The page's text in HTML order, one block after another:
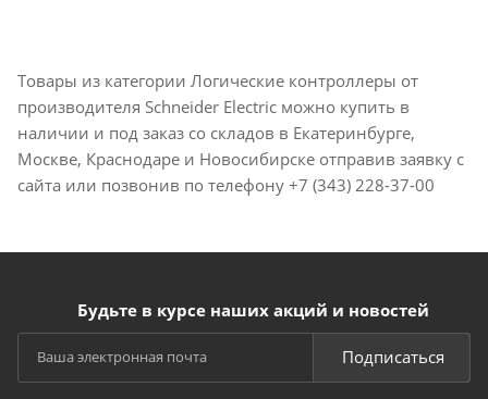
Товары из категории Логические контроллеры от
производителя Schneider Electric можно купить в
наличии и под заказ со складов в Екатеринбурге,
Москве, Краснодаре и Новосибирске отправив заявку с
сайта или позвонив по телефону +7 (343) 228-37-00
Будьте в курсе наших акций и новостей
Подписаться